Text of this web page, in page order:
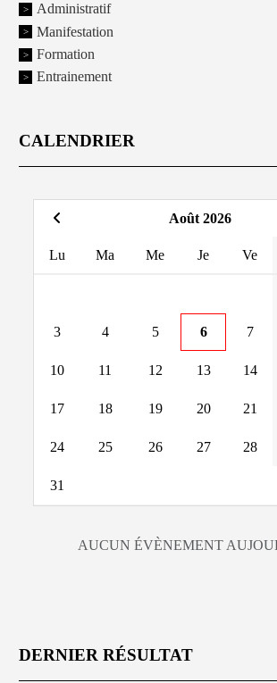
Administratif
Manifestation
Formation
Entrainement
CALENDRIER
Août 2026
Lu Ma Me Je Ve
3 4 5 6 7
10 11 12 13 14
17 18 19 20 21
24 25 26 27 28
31
AUCUN ÉVÈNEMENT
DERNIER RÉSULTAT